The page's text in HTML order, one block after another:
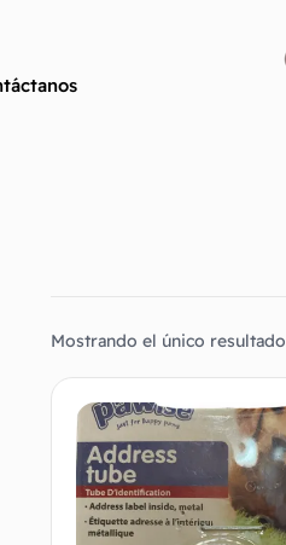
Mostrando el único resultado